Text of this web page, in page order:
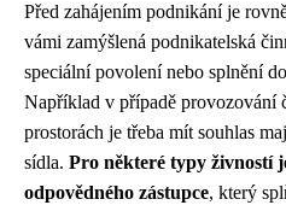
Před zahájením podnikání je
vámi zamýšlená podnikatelská
speciální povolení nebo splnění
Například v případě provozování
prostorách je třeba mít souhlas
sídla. Pro některé typy živností
odpovědného zástupce, který